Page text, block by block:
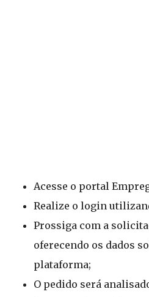
Acesse o portal
Realize o login
Prossiga com a
oferecendo os dados
plataforma;
O pedido será